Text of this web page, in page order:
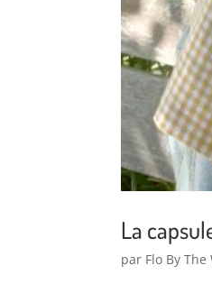
La
par Flo By The